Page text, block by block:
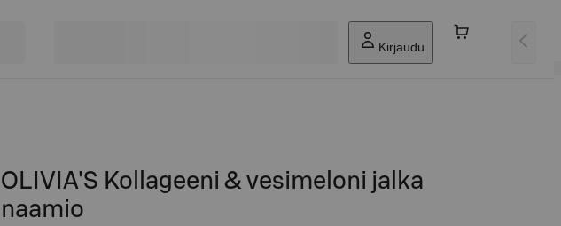
Kirjaudu
OLIVIA'S Kollageeni & vesimeloni jalka
naamio